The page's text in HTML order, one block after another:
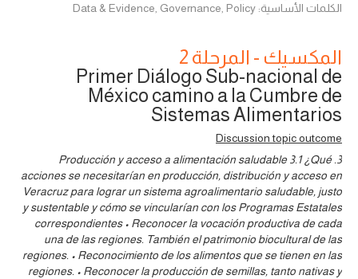
الكلمات الأساسية: Data & Evidence, Governance, Policy
المكسيك - المرحلة 2
Primer Diálogo Sub-nacional de
México camino a la Cumbre de
Sistemas Alimentarios
Discussion topic outcome
3. Producción y acceso a alimentación saludable 3.1 ¿Qué
acciones se necesitarían en producción, distribución y acceso en
Veracruz para lograr un sistema agroalimentario saludable, justo
y sustentable y cómo se vincularían con los Programas Estatales
correspondientes • Reconocer la vocación productiva de cada
una de las regiones. También el patrimonio biocultural de las
regiones. • Reconocimiento de los alimentos que se tienen en las
regiones. • Reconocer la producción de semillas, tanto nativas y